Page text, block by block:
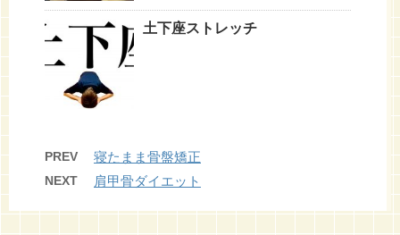
土下座ストレッチ
PREV 寝たまま骨盤矯正
NEXT 肩甲骨ダイエット